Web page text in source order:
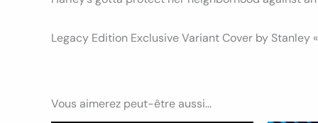
Legacy Edition Exclusive Variant Cover by Stanley
Vous aimerez peut-être aussi…